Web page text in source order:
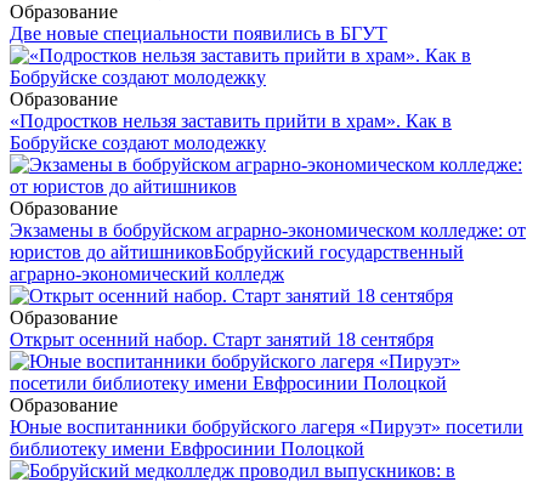
Образование
Две новые специальности появились в БГУТ
Образование
«Подростков нельзя заставить прийти в храм». Как в
Бобруйске создают молодежку
Образование
Экзамены в бобруйском аграрно-экономическом колледже: от
юристов до айтишниковБобруйский государственный
аграрно-экономический колледж
Образование
Открыт осенний набор. Старт занятий 18 сентября
Образование
Юные воспитанники бобруйского лагеря «Пируэт» посетили
библиотеку имени Евфросинии Полоцкой